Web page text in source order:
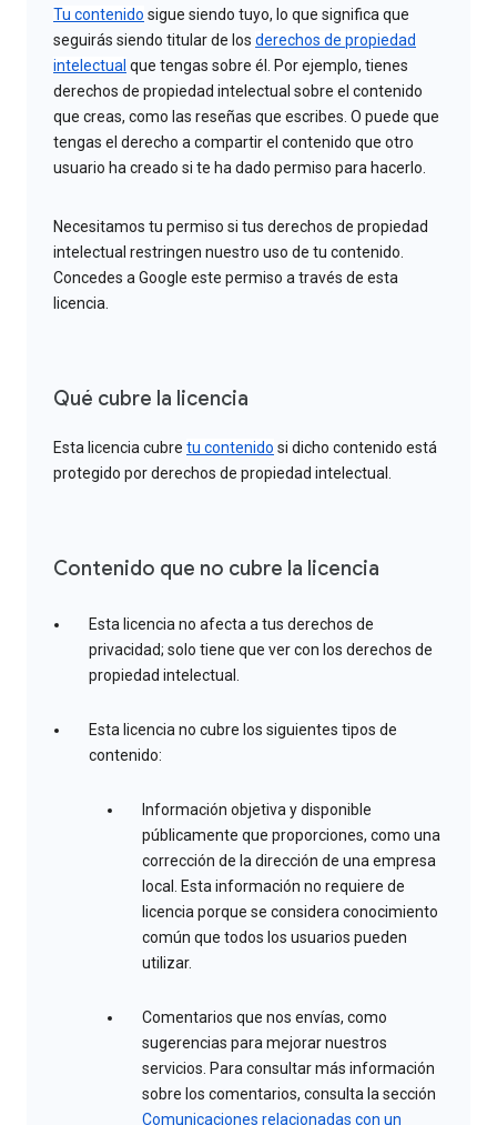
Tu contenido sigue siendo tuyo, lo que significa que
seguirás siendo titular de los derechos de propiedad
intelectual que tengas sobre él. Por ejemplo, tienes
derechos de propiedad intelectual sobre el contenido
que creas, como las reseñas que escribes. O puede que
tengas el derecho a compartir el contenido que otro
usuario ha creado si te ha dado permiso para hacerlo.
Necesitamos tu permiso si tus derechos de propiedad
intelectual restringen nuestro uso de tu contenido.
Concedes a Google este permiso a través de esta
licencia.
Qué cubre la licencia
Esta licencia cubre tu contenido si dicho contenido está
protegido por derechos de propiedad intelectual.
Contenido que no cubre la licencia
Esta licencia no afecta a tus derechos de
privacidad; solo tiene que ver con los derechos de
propiedad intelectual.
Esta licencia no cubre los siguientes tipos de
contenido:
Información objetiva y disponible
públicamente que proporciones, como una
corrección de la dirección de una empresa
local. Esta información no requiere de
licencia porque se considera conocimiento
común que todos los usuarios pueden
utilizar.
Comentarios que nos envías, como
sugerencias para mejorar nuestros
servicios. Para consultar más información
sobre los comentarios, consulta la sección
Comunicaciones relacionadas con un